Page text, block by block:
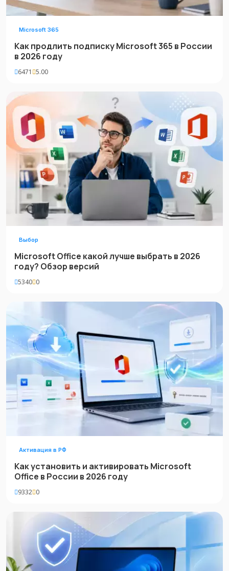
Microsoft 365
Как продлить подписку Microsoft 365 в России
в 2026 году
6471 5.00
Выбор
Microsoft Office какой лучше выбрать в 2026
году? Обзор версий
5340 0
Активация в РФ
Как установить и активировать Microsoft
Office в России в 2026 году
9332 0